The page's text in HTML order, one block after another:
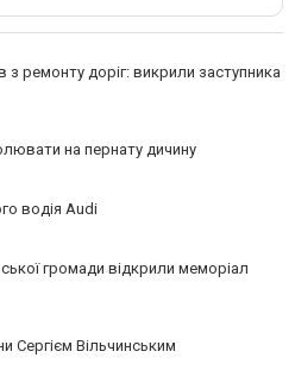
з ремонту доріг: викрили заступника
на пернату дичину
водія Audi
громади відкрили меморіал
Сергієм Вільчинським